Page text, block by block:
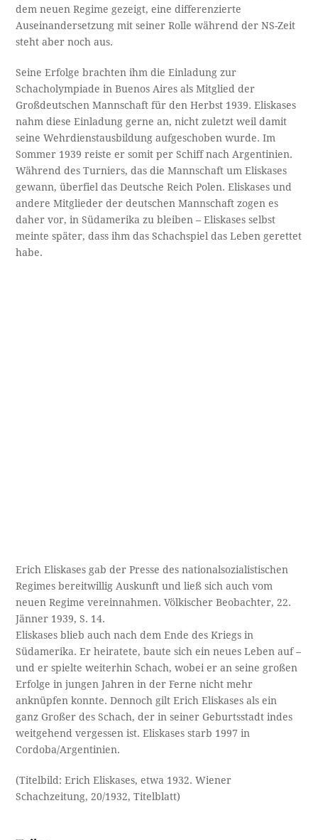
dem neuen Regime gezeigt, eine differenzierte
Auseinandersetzung mit seiner Rolle während der NS-Zeit
steht aber noch aus.
Seine Erfolge brachten ihm die Einladung zur
Schacholympiade in Buenos Aires als Mitglied der
Großdeutschen Mannschaft für den Herbst 1939. Eliskases
nahm diese Einladung gerne an, nicht zuletzt weil damit
seine Wehrdienstausbildung aufgeschoben wurde. Im
Sommer 1939 reiste er somit per Schiff nach Argentinien.
Während des Turniers, das die Mannschaft um Eliskases
gewann, überfiel das Deutsche Reich Polen. Eliskases und
andere Mitglieder der deutschen Mannschaft zogen es
daher vor, in Südamerika zu bleiben – Eliskases selbst
meinte später, dass ihm das Schachspiel das Leben gerettet
habe.
Regimes bereitwillig Auskunft und ließ sich auch vom
neuen Regime vereinnahmen. Völkischer Beobachter, 22.
Jänner 1939, S. 14.
Eliskases blieb auch nach dem Ende des Kriegs in
Südamerika. Er heiratete, baute sich ein neues Leben auf –
und er spielte weiterhin Schach, wobei er an seine großen
Erfolge in jungen Jahren in der Ferne nicht mehr
anknüpfen konnte. Dennoch gilt Erich Eliskases als ein
ganz Großer des Schach, der in seiner Geburtsstadt indes
weitgehend vergessen ist. Eliskases starb 1997 in
Cordoba/Argentinien.
Schachzeitung, 20/1932, Titelblatt)